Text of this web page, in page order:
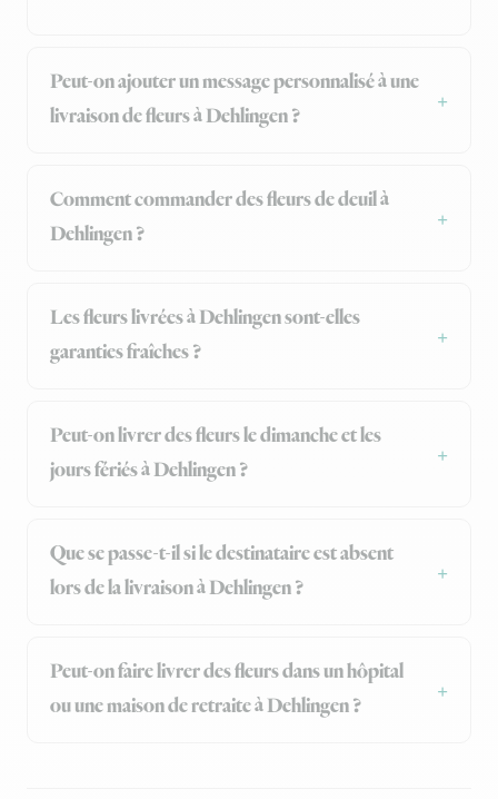
Peut-on ajouter un message personnalisé à une
livraison de fleurs à Dehlingen ?
Comment commander des fleurs de deuil à
Dehlingen ?
Les fleurs livrées à Dehlingen sont-elles
garanties fraîches ?
Peut-on livrer des fleurs le dimanche et les
jours fériés à Dehlingen ?
Que se passe-t-il si le destinataire est absent
lors de la livraison à Dehlingen ?
Peut-on faire livrer des fleurs dans un hôpital
ou une maison de retraite à Dehlingen ?